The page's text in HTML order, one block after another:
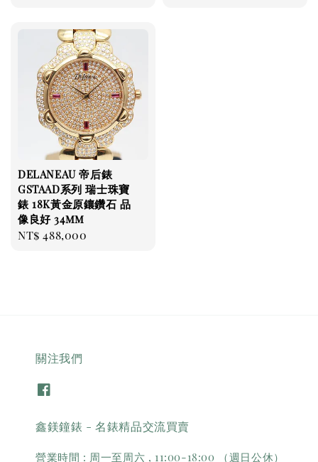
DELANEAU 帝后錶
GSTAAD系列 瑞士珠寶
錶 18K黃金原鑲鑽石 品
像良好 34mm
Regular
NT$ 488,000
關注我們
鑫鎂鐘錶 - 名錶精品交流買賣
營業時間 : 周一至周六 , 11:00-18:00 （週日公休）